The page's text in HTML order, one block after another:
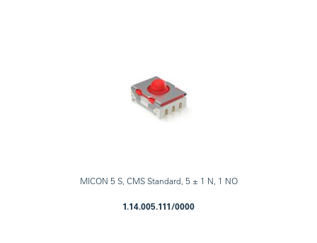
MICON 5 S, CMS Standard, 5 ± 1 N, 1 NO
1.14.005.111/0000